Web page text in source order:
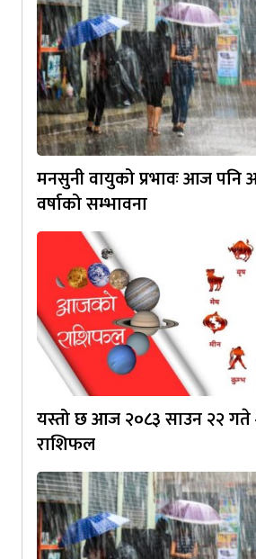
मनसुनी वायुको प्रभावः आज पनि
वर्षाको सम्भावना
यस्तो छ आज २०८३ साउन २२ गते
राशिफल